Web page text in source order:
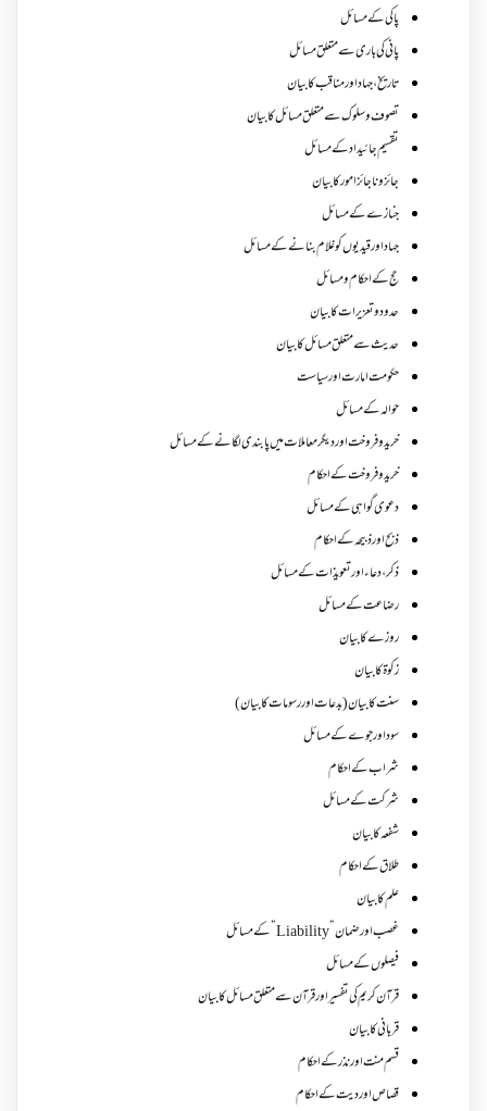
پاکی کے مسائل
پانی کی باری سے متعلق مسائل
تاریخ،جہاد اور مناقب کا بیان
تصوف و سلوک سے متعلق مسائل کا بیان
تقسیم جائیداد کے مسائل
جائز و ناجائزامور کا بیان
جنازے کےمسائل
جہاد اور قیدیوں کو غلام بنانے کے مسائل
حج کے احکام ومسائل
حدود و تعزیرات کا بیان
حدیث سے متعلق مسائل کا بیان
حکومت امارت اور سیاست
حوالہ کے مسائل
خرید و فروخت اور دیگر معاملات میں پابندی لگانے کے مسائل
خرید و فروخت کے احکام
دعوی گواہی کے مسائل
ذبح اور ذبیحہ کے احکام
ذکر،دعاء اور تعویذات کے مسائل
رضاعت کے مسائل
روزے کا بیان
زکوة کابیان
سنت کا بیان (بدعات اور رسومات کا بیان)
سود اور جوے کے مسائل
شراب کے احکام
شرکت کے مسائل
شفعہ کا بیان
طلاق کے احکام
علم کا بیان
غصب اورضمان”Liability” کے مسائل
فیصلوں کے مسائل
قرآن کریم کی تفسیر اور قرآن سے متعلق مسائل کا بیان
قربانی کا بیان
قسم منت اور نذر کے احکام
قصاص اور دیت کے احکام